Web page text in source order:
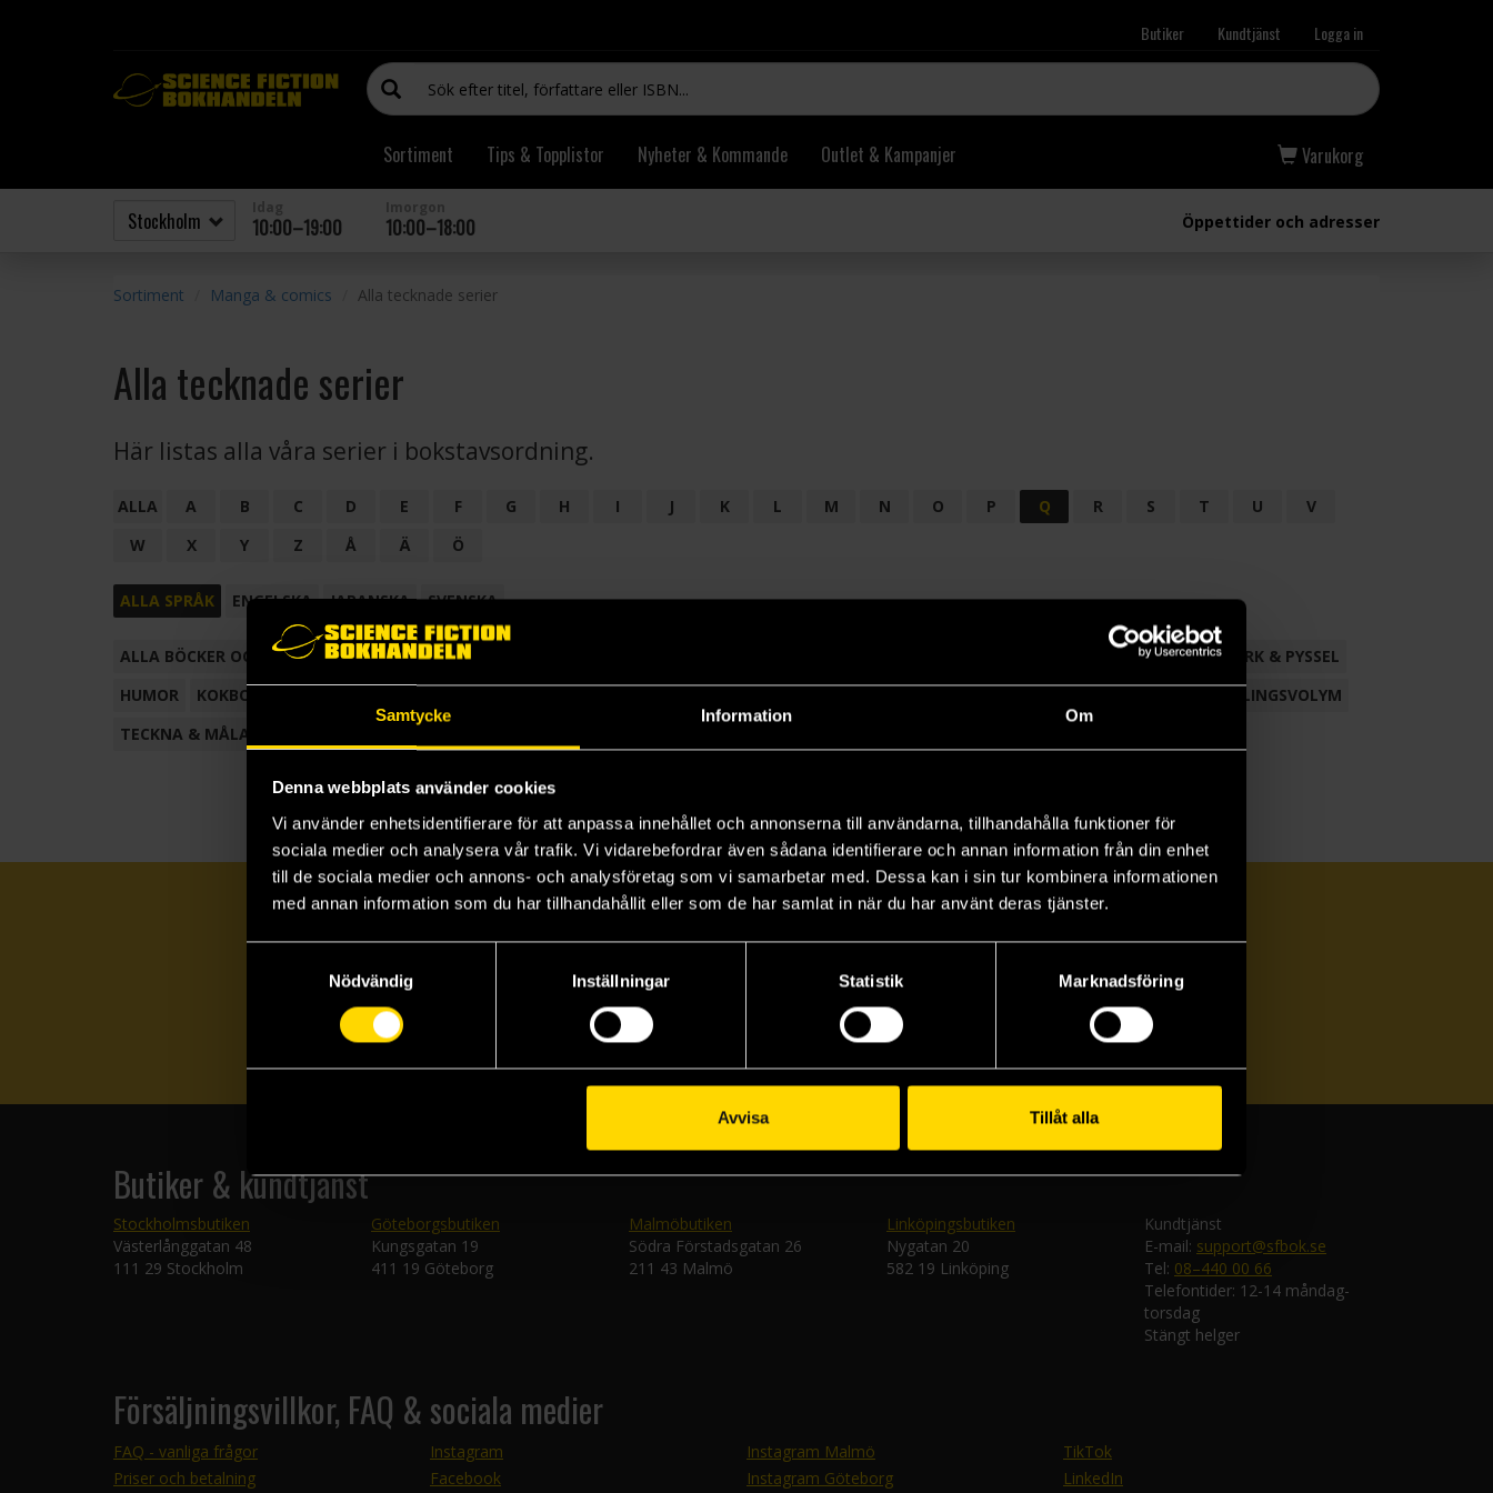
Samtycke Information Om
Denna webbplats använder cookies
Vi använder enhetsidentifierare för att anpassa innehållet och annonserna till användarna, tillhandahålla funktioner för
sociala medier och analysera vår trafik. Vi vidarebefordrar även sådana identifierare och annan information från din enhet
till de sociala medier och annons- och analysföretag som vi samarbetar med. Dessa kan i sin tur kombinera informationen
med annan information som du har tillhandahållit eller som de har samlat in när du har använt deras tjänster.
Nödvändig
Inställningar Statistik Marknadsföring
Avvisa Tillåt alla
Butiker Kundtjänst Logga in
Sortiment Tips & Topplistor Nyheter & Kommande Outlet & Kampanjer Varukorg
10:00–19:00 10:00–18:00 Öppettider och adresser
Sortiment Manga & comics Alla tecknade serier
Alla tecknade serier
Här listas alla våra serier i bokstavsordning.
ALLA A B C D E F G H I J K L M N O P Q R S T U
V
W
X Y Z Å Ä Ö
ALLA SPRÅK ENGELSKA JAPANSKA SVENSKA
ALLA BÖCKER OCH TECKNADE SERIER ANTOLOGI FACKLITTERATUR
HANTVERK & PYSSEL
HUMOR
KOKBOK
SAMLINGSVOLYM
TECKNA & MÅLA
Prenumerera på vårt nyhetsbrev
Butiker & kundtjänst
Stockholmsbutiken
Västerlånggatan 48
111 29 Stockholm
Göteborgsbutiken
Kungsgatan 19
411 19 Göteborg
Malmöbutiken
Södra Förstadsgatan 26
211 43 Malmö
Linköpingsbutiken
Nygatan 20
582 19 Linköping
Kundtjänst
E-mail: support@sfbok.se
Tel: 08–440 00 66
Telefontider: 12-14 måndag-
torsdag
Stängt helger
Försäljningsvillkor, FAQ & sociala medier
FAQ - vanliga frågor
Priser och betalning
Instagram
Facebook
Instagram Malmö
Instagram Göteborg
TikTok
LinkedIn